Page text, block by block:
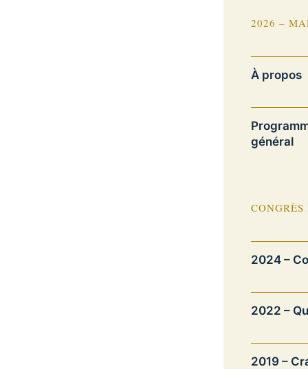
2026 –
À propos
général
2024 –
2022 –
2019 –